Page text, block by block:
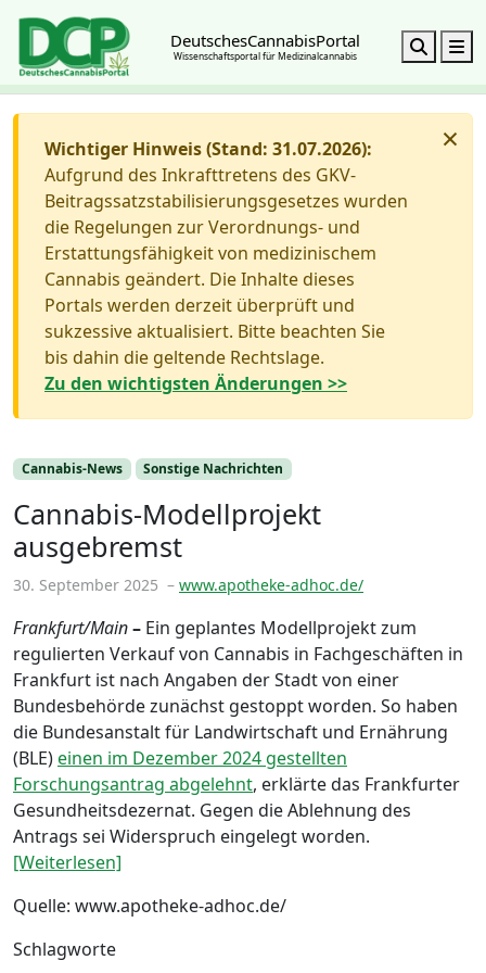
DeutschesCannabisPortal
Wissenschaftsportal für Medizinalcannabis Search
×
Wichtiger Hinweis (Stand: 31.07.2026):
Aufgrund des Inkrafttretens des GKV-
Beitragssatzstabilisierungsgesetzes wurden
die Regelungen zur Verordnungs- und
Erstattungsfähigkeit von medizinischem
Cannabis geändert. Die Inhalte dieses
Portals werden derzeit überprüft und
sukzessive aktualisiert. Bitte beachten Sie
bis dahin die geltende Rechtslage.
Zu den wichtigsten Änderungen >>
Cannabis-News Sonstige Nachrichten
Cannabis-Modellprojekt
ausgebremst
30. September 2025 – www.apotheke-adhoc.de/
Frankfurt/Main– Ein geplantes Modellprojekt zum
regulierten Verkauf von Cannabis in Fachgeschäften in
Frankfurt ist nach Angaben der Stadt von einer
Bundesbehörde zunächst gestoppt worden. So haben
die Bundesanstalt für Landwirtschaft und Ernährung
(BLE)einen im Dezember 2024 gestellten
Forschungsantrag abgelehnt, erklärte das Frankfurter
Gesundheitsdezernat. Gegen die Ablehnung des
Antrags sei Widerspruch eingelegt worden.
[Weiterlesen]
Quelle: www.apotheke-adhoc.de/
Schlagworte